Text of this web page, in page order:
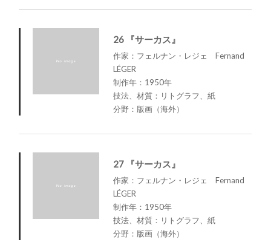
26 『サーカス』
作家：フェルナン・レジェ Fernand
LÉGER
制作年：1950年
技法、材質：リトグラフ、紙
分野：版画（海外）
27 『サーカス』
作家：フェルナン・レジェ Fernand
LÉGER
制作年：1950年
技法、材質：リトグラフ、紙
分野：版画（海外）